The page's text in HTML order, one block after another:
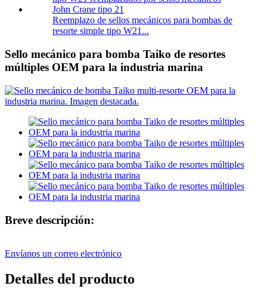
Reemplazo de sellos mecánicos para bombas de
resorte simple tipo W21...
Sello mecánico para bomba Taiko de resortes
múltiples OEM para la industria marina
Breve descripción:
Envíanos un correo electrónico
Detalles del producto